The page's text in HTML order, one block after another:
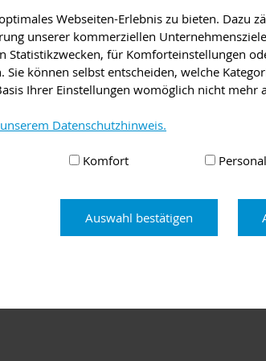
Webseiten-Erlebnis zu bieten. Dazu
unserer kommerziellen
Statistikzwecken, für Komforteinstellungen
können selbst entscheiden, welche
Ihrer Einstellungen womöglich nicht mehr
Datenschutzhinweis.
Komfort
Auswahl bestätigen
Schulleitung, für die Kinder gestalten
können die Eltern mit den Kindern weitere
Siehier. Weitere Informationen zum